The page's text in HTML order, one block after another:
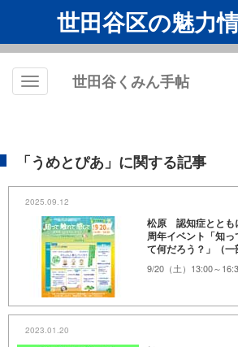
世田谷区の魅力
Toggle
世田谷くみん手帖
「うめとぴあ」に関する記事
2025.09.12
松原 認知症ととも
周年イベント「知
て何だろう？」（一
2023.01.20